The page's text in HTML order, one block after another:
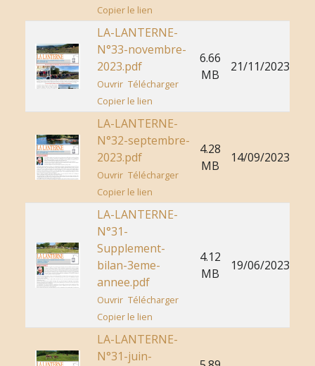
Copier le lien
LA-LANTERNE-
N°33-novembre-
2023.pdf
Ouvrir Télécharger
Copier le lien
6.66
MB
21/11/2023
LA-LANTERNE-
N°32-septembre-
2023.pdf
Ouvrir Télécharger
Copier le lien
4.28
MB
14/09/2023
LA-LANTERNE-
N°31-
Supplement-
bilan-3eme-
annee.pdf
Ouvrir Télécharger
Copier le lien
4.12
MB
19/06/2023
LA-LANTERNE-
N°31-juin-